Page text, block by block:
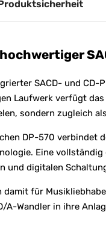
SACD- und
Laufwerk verfügt
sondern zugleich
DP-570 verbindet
Eine
und digitalen
damit für
A-Wandler in ihre